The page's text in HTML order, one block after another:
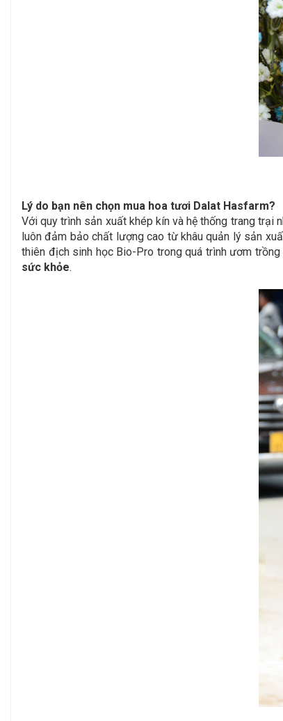
Lý do bạn nên chọn mua hoa tươi Dalat Hasfarm?
Với quy trình sản xuất khép kín và hệ thống trang trại
luôn đảm bảo chất lượng cao từ khâu quản lý sản
thiên địch sinh học Bio-Pro trong quá trình ươm
sức khỏe.